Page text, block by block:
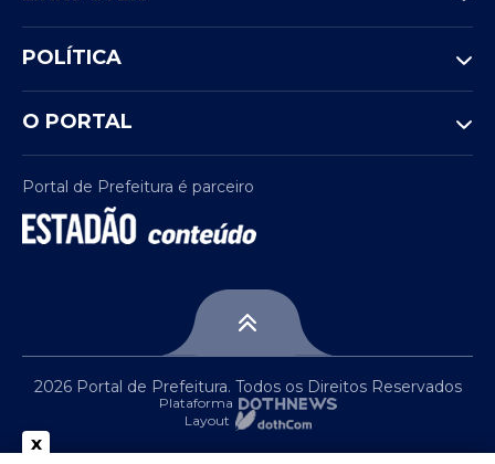
POLÍTICA
O PORTAL
Portal de Prefeitura é parceiro
2026 Portal de Prefeitura. Todos os Direitos Reservados
Plataforma
Layout
x